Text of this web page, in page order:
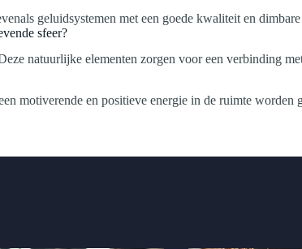
geluidsystemen met een goede kwaliteit en
sfeer?
natuurlijke elementen zorgen voor een verbinding
motiverende en positieve energie in de ruimte